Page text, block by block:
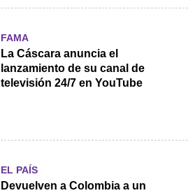
FAMA
La Cáscara anuncia el
lanzamiento de su canal de
televisión 24/7 en YouTube
EL PAÍS
Devuelven a Colombia a un